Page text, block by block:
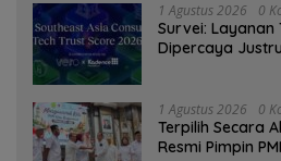
1 Agustus 2026 0
Survei: Layanan
Dipercaya
1 Agustus 2026 0
‎Terpilih Secara
Resmi Pimpin